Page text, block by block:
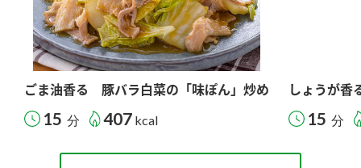
ごま油香る 豚バラ白菜の「味ぽん」炒め
15 分 407 kcal
しょうが
15 分